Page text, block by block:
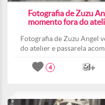
Fotografia de Zuzu
momento fora do
Fotografia de Zuzu Angel
do atelier e passarela
4